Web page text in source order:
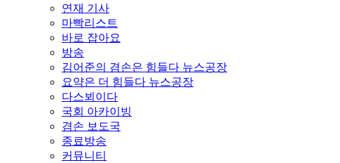
연재 기사
마빡리스트
바로 잡아요
방송
김어준의 겸손은 힘들다 뉴스공장
요약은 더 힘들다 뉴스공장
다스뵈이다
국회 아카이빙
겸손 보도국
종료방송
커뮤니티